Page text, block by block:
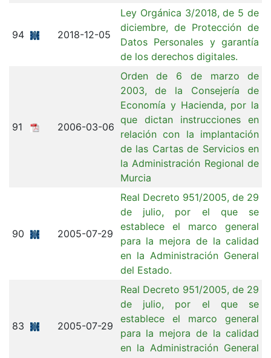
94 2018-12-05
Ley Orgánica 3/2018, de 5 de
diciembre, de Protección de
Datos Personales y garantía
de los derechos digitales.
91 2006-03-06
Orden de 6 de marzo de
2003, de la Consejería de
Economía y Hacienda, por la
que dictan instrucciones en
relación con la implantación
de las Cartas de Servicios en
la Administración Regional de
Murcia
90 2005-07-29
Real Decreto 951/2005, de 29
de julio, por el que se
establece el marco general
para la mejora de la calidad
en la Administración General
del Estado.
83 2005-07-29
Real Decreto 951/2005, de 29
de julio, por el que se
establece el marco general
para la mejora de la calidad
en la Administración General